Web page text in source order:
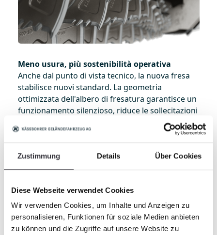
Zustimmung Details Über Cookies
Diese Webseite verwendet Cookies
Wir verwenden Cookies, um Inhalte und Anzeigen zu
personalisieren, Funktionen für soziale Medien anbieten
zu können und die Zugriffe auf unsere Website zu
Meno usura, più sostenibilità operativa
Anche dal punto di vista tecnico, la nuova fresa
stabilisce nuovi standard. La geometria
ottimizzata dell'albero di fresatura garantisce un
funzionamento silenzioso, riduce le sollecitazioni
meccaniche e minimizza l'usura. La tecnologia è
notevolmente alleggerita: una preparazione
sostenibile nel senso migliore del termine.
Finitura uniforme anche nelle curve
ottimale della neve e la massima stabilità
direzionale, anche in curva. Su terreni difficili si
ottiene un risultato uniforme senza sbavature.
Per il conducente ciò significa maggiore comfort,